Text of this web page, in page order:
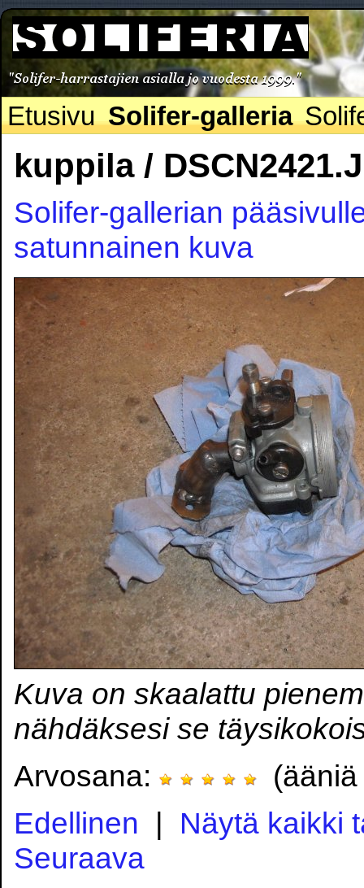
Etusivu Solifer-galleria
kuppila /
Solifer-gallerian
satunnainen kuva
Kuva on skaalattu
nähdäksesi se
Arvosana:
Edellinen | Näytä kaikki
Seuraava